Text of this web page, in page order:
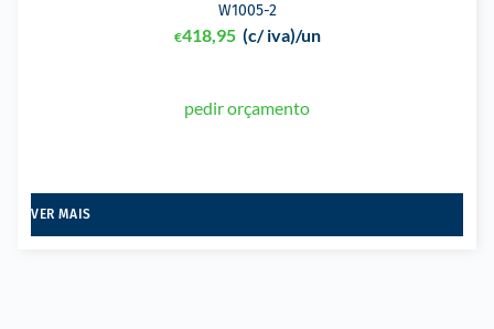
W1005-2
€418,95 (c/ iva)/un
pedir orçamento
VER MAIS